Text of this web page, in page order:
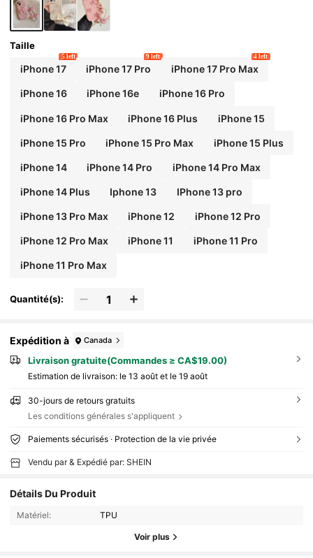
ire de printemps pour femmes
Taille
iPhone 17
5 left
iPhone 17 Pro
9 left
iPhone 17 Pro Max
4 left
iPhone 16 iPhone 16e iPhone 16 Pro
iPhone 16 Pro Max iPhone 16 Plus iPhone 15
iPhone 15 Pro iPhone 15 Pro Max iPhone 15 Plus
iPhone 14 iPhone 14 Pro iPhone 14 Pro Max
iPhone 14 Plus Iphone 13 IPhone 13 pro
iPhone 13 Pro Max iPhone 12 iPhone 12 Pro
iPhone 12 Pro Max iPhone 11 iPhone 11 Pro
iPhone 11 Pro Max
Quantité(s):
Expédition à Canada
Livraison gratuite(Commandes ≥ CA$19.00)
Estimation de livraison: le 13 août et le 19 août
30-jours de retours gratuits
Les conditions générales s'appliquent
Paiements sécurisés · Protection de la vie privée
Vendu par & Expédié par: SHEIN
Détails Du Produit
Matériel: TPU
Voir plus